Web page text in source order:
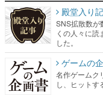
殿堂入り
SNS拡散数が
くの人々に読
した。
ゲームの
名作ゲームク
し、ヒットす